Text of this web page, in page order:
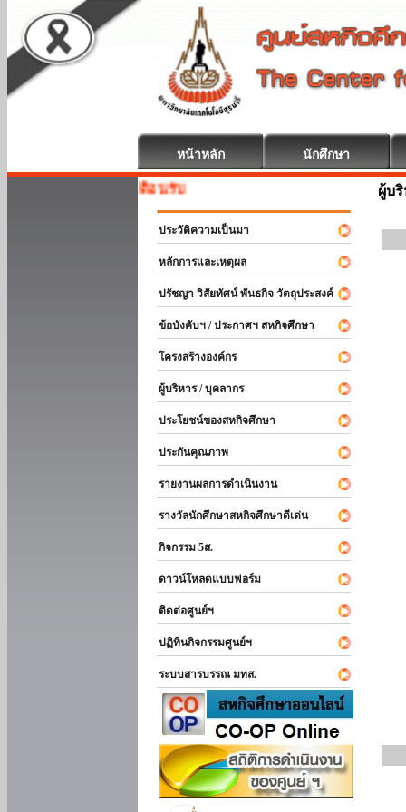
หน้าหลัก นักศึกษา
สหกิจศึกษา ยินดีต้อนรับ
ประวัติความเป็นมา
หลักการและเหตุผล
ปรัชญา วิสัยทัศน์ พันธกิจ วัตถุประสงค์
ข้อบังคับฯ / ประกาศฯ สหกิจศึกษา
โครงสร้างองค์กร
ผู้บริหาร / บุคลากร
ประโยชน์ของสหกิจศึกษา
ประกันคุณภาพ
รายงานผลการดำเนินงาน
รางวัลนักศึกษาสหกิจศึกษาดีเด่น
กิจกรรม 5ส.
ดาวน์โหลดแบบฟอร์ม
ติดต่อศูนย์ฯ
ปฏิทินกิจกรรมศูนย์ฯ
ระบบสารบรรณ มทส.
ผู้บ